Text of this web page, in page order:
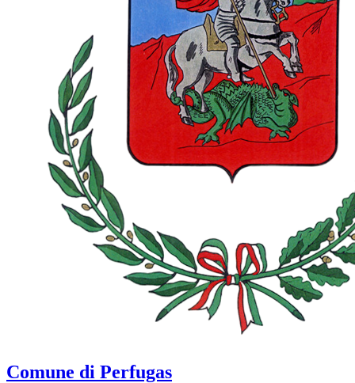
Comune di Perfugas